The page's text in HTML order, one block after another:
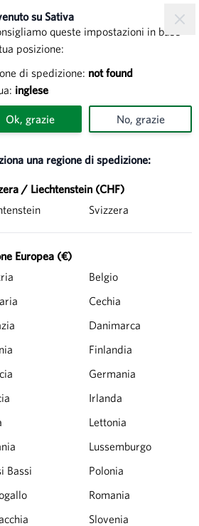
su Sativa
queste impostazioni in base
posizione:
di spedizione: not found
inglese
Ok, grazie No, grazie
una regione di spedizione:
/ Liechtenstein (CHF)
Svizzera
Europea (€)
Belgio
Cechia
Danimarca
Finlandia
Germania
Irlanda
Lettonia
Lussemburgo
Bassi
Polonia
Romania
Slovenia
dei prodotti
sul valore aggiunto (IVA)
Ai prezzi indicati accanto ai
le spese di spedizione che
dell peso e sono
(IVA inclusa) per 27 kg di
fino a 1 kg: 8.33€; 1kg-27kg: